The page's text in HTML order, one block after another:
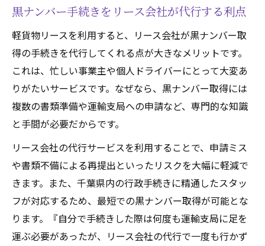
黒ナンバー手続きをリース会社が代行する利点
軽貨物リースを利用すると、リース会社が黒ナンバー取
得の手続きを代行してくれる点が大きなメリットです。
これは、忙しい事業主や個人ドライバーにとって大変あ
りがたいサービスです。なぜなら、黒ナンバー取得には
複数の書類準備や運輸支局への申請など、専門的な知識
と手間が必要だからです。
リース会社の代行サービスを利用することで、申請ミス
や書類不備による再提出といったリスクを大幅に軽減で
きます。また、千葉県内の行政手続きに精通したスタッ
フが対応するため、最短での黒ナンバー取得が可能とな
ります。『自分で手続きした際は何度も運輸支局に足を
運ぶ必要があったが、リース会社の代行で一度も行かず